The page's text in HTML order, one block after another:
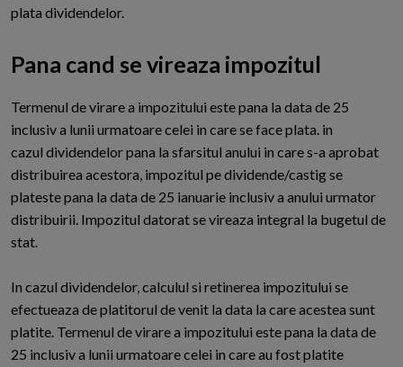
plata dividendelor.
Pana cand se vireaza impozitul
Termenul de virare a impozitului este pana la data de 25
inclusiv a lunii urmatoare celei in care se face plata. in
cazul dividendelor pana la sfarsitul anului in care s-a aprobat
distribuirea acestora, impozitul pe dividende/castig se
plateste pana la data de 25 ianuarie inclusiv a anului urmator
distribuirii. Impozitul datorat se vireaza integral la bugetul de
stat.
In cazul dividendelor, calculul si retinerea impozitului se
efectueaza de platitorul de venit la data la care acestea sunt
platite. Termenul de virare a impozitului este pana la data de
25 inclusiv a lunii urmatoare celei in care au fost platite